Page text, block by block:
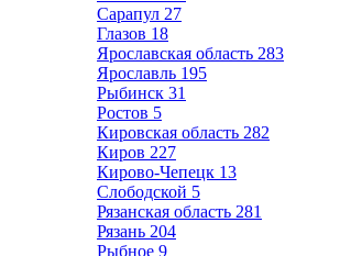
Сарапул 27
Глазов 18
Ярославская область 283
Ярославль 195
Рыбинск 31
Ростов 5
Кировская область 282
Киров 227
Кирово-Чепецк 13
Слободской 5
Рязанская область 281
Рязань 204
Рыбное 9